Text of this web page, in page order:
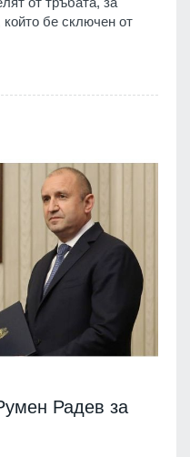
бе сключен от
Радев за